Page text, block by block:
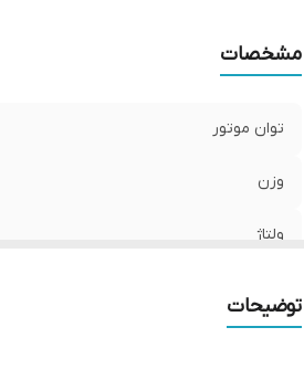
مشخصات
توان موتور
وزن
ولتاژ
توضیحات